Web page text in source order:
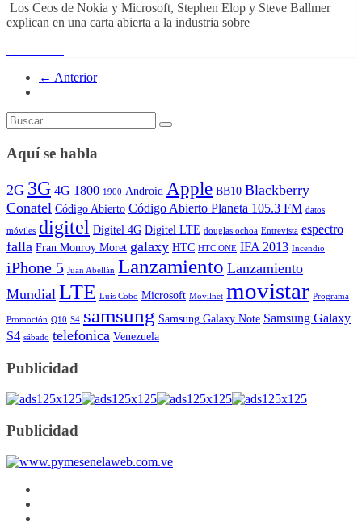
Los Ceos de Nokia y Microsoft, Stephen Elop y Steve Ballmer
explican en una carta abierta a la industria sobre
← Anterior
Aquí se habla
2G 3G 4G 1800 1900 Android Apple BB10 Blackberry
Conatel Código Abierto Código Abierto Planeta 105.3 FM datos
móviles digitel Digitel 4G Digitel LTE douglas ochoa Entrevista espectro
falla Fran Monroy Moret galaxy HTC HTC ONE IFA 2013 Incendio
iPhone 5 Juan Abellán Lanzamiento Lanzamiento
Mundial LTE Luis Cobo Microsoft Movilnet movistar Programa
Promoción Q10 S4 samsung Samsung Galaxy Note Samsung Galaxy
S4 sábado telefonica Venezuela
Publicidad
Publicidad